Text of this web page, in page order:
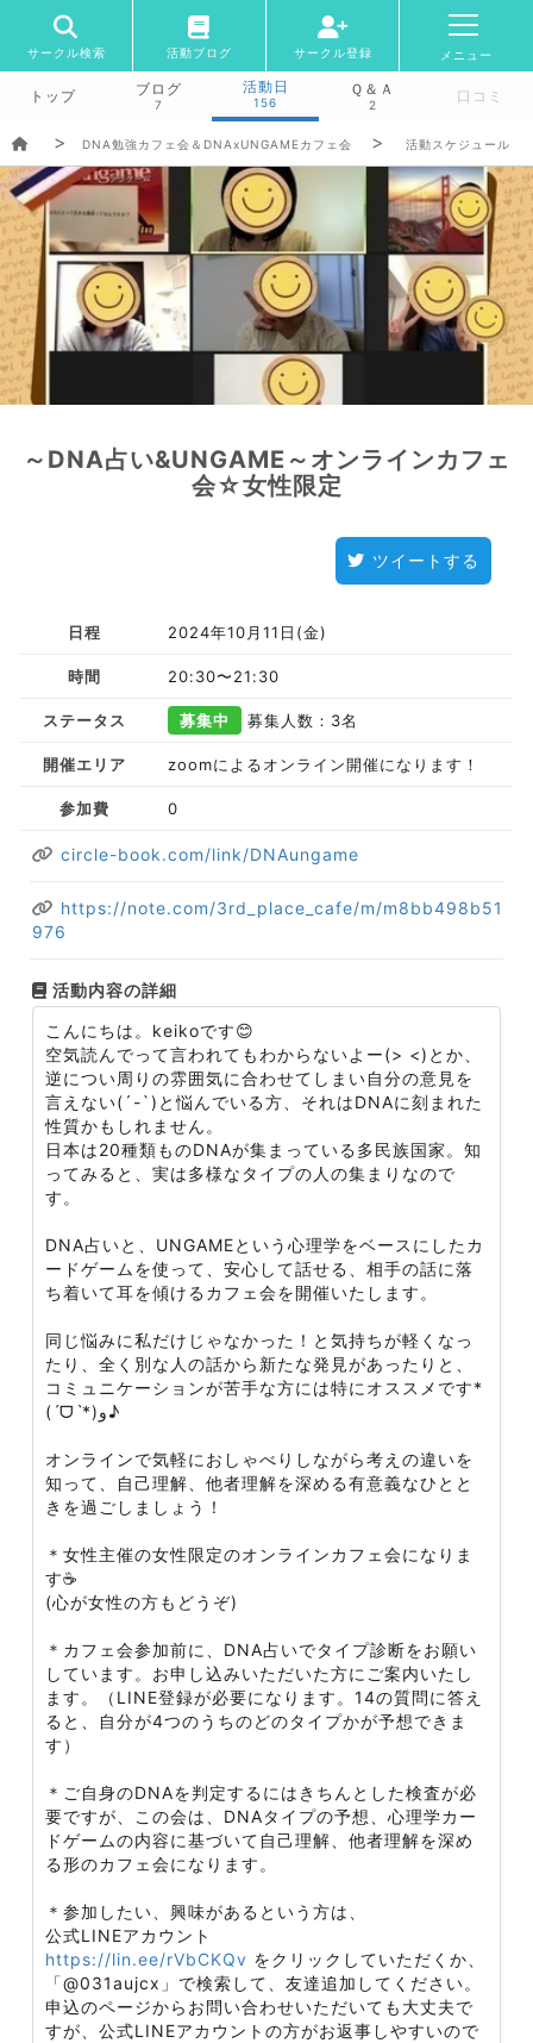
サークル検索 活動ブログ サークル登録 メニュー
トップ ブログ
7
活動日
156
Ｑ＆Ａ
2 口コミ
DNA勉強カフェ会＆DNAxUNGAMEカフェ会 活動スケジュール
～DNA占い&UNGAME～オンラインカフェ
会☆女性限定
ツイートする
日程 2024年10月11日(金)
時間 20:30〜21:30
ステータス 募集中 募集人数：3名
開催エリア zoomによるオンライン開催になります！
参加費 0
circle-book.com/link/DNAungame
https://note.com/3rd_place_cafe/m/m8bb498b51
976
活動内容の詳細
こんにちは。keikoです😊
空気読んでって言われてもわからないよー(> <)とか、
逆につい周りの雰囲気に合わせてしまい自分の意見を
言えない(´-`)と悩んでいる方、それはDNAに刻まれた
性質かもしれません。
日本は20種類ものDNAが集まっている多民族国家。知
ってみると、実は多様なタイプの人の集まりなので
す。
DNA占いと、UNGAMEという心理学をベースにしたカ
ードゲームを使って、安心して話せる、相手の話に落
ち着いて耳を傾けるカフェ会を開催いたします。
同じ悩みに私だけじゃなかった！と気持ちが軽くなっ
たり、全く別な人の話から新たな発見があったりと、
コミュニケーションが苦手な方には特にオススメです*
(ˊᗜˋ*)و♪
オンラインで気軽におしゃべりしながら考えの違いを
知って、自己理解、他者理解を深める有意義なひとと
きを過ごしましょう！
＊女性主催の女性限定のオンラインカフェ会になりま
す☕️
(心が女性の方もどうぞ)
＊カフェ会参加前に、DNA占いでタイプ診断をお願い
しています。お申し込みいただいた方にご案内いたし
ます。（LINE登録が必要になります。14の質問に答え
ると、自分が4つのうちのどのタイプかが予想できま
す）
＊ご自身のDNAを判定するにはきちんとした検査が必
要ですが、この会は、DNAタイプの予想、心理学カー
ドゲームの内容に基づいて自己理解、他者理解を深め
る形のカフェ会になります。
＊参加したい、興味があるという方は、
公式LINEアカウント
https://lin.ee/rVbCKQv をクリックしていただくか、
「@031aujcx」で検索して、友達追加してください。
申込のページからお問い合わせいただいても大丈夫で
すが、公式LINEアカウントの方がお返事しやすいので